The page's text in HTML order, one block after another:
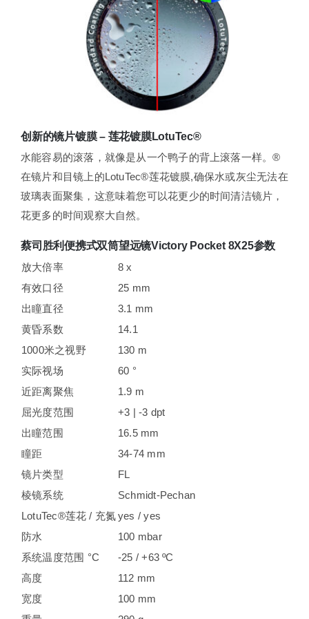
创新的镜片镀膜 – 莲花镀膜LotuTec®
水能容易的滚落，就像是从一个鸭子的背上滚落一样。®
在镜片和目镜上的LotuTec®莲花镀膜,确保水或灰尘无法在
玻璃表面聚集，这意味着您可以花更少的时间清洁镜片，
花更多的时间观察大自然。
蔡司胜利便携式双筒望远镜Victory Pocket 8X25参数
放大倍率
8 x
有效口径
25 mm
出瞳直径
3.1 mm
黄昏系数
14.1
1000米之视野
130 m
实际视场
60 °
近距离聚焦
1.9 m
屈光度范围
+3 | -3 dpt
出瞳范围
16.5 mm
瞳距
34-74 mm
镜片类型
FL
棱镜系统
Schmidt-Pechan
LotuTec®莲花 / 充氮yes / yes
防水
100 mbar
系统温度范围 °C
-25 / +63 ºC
高度
112 mm
宽度
100 mm